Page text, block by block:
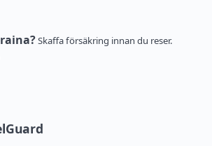
Skaffa försäkring innan du reser.